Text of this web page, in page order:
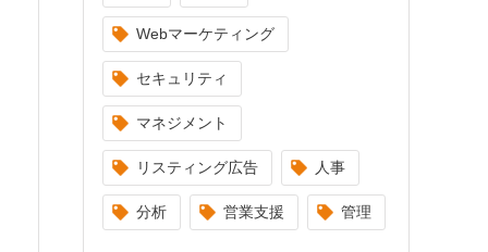
Webマーケティング
セキュリティ
マネジメント
リスティング広告 人事
分析 営業支援 管理